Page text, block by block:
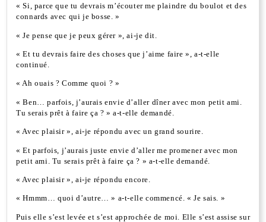
« Si, parce que tu devrais m’écouter me plaindre du boulot et des
connards avec qui je bosse. »
« Je pense que je peux gérer », ai-je dit.
« Et tu devrais faire des choses que j’aime faire », a-t-elle
continué.
« Ah ouais ? Comme quoi ? »
« Ben… parfois, j’aurais envie d’aller dîner avec mon petit ami.
Tu serais prêt à faire ça ? » a-t-elle demandé.
« Avec plaisir », ai-je répondu avec un grand sourire.
« Et parfois, j’aurais juste envie d’aller me promener avec mon
petit ami. Tu serais prêt à faire ça ? » a-t-elle demandé.
« Avec plaisir », ai-je répondu encore.
« Hmmm… quoi d’autre… » a-t-elle commencé. « Je sais. »
Puis elle s’est levée et s’est approchée de moi. Elle s’est assise sur